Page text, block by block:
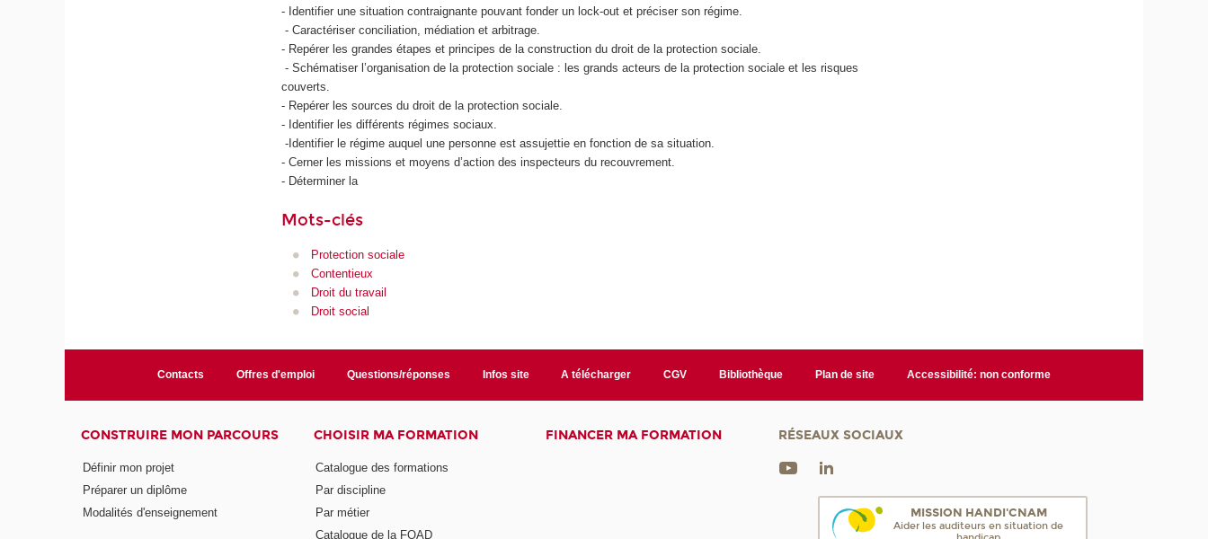
- Identifier une situation contraignante pouvant fonder un lock-out et préciser son régime.
- Caractériser conciliation, médiation et arbitrage.
- Repérer les grandes étapes et principes de la construction du droit de la protection sociale.
- Schématiser l’organisation de la protection sociale : les grands acteurs de la protection sociale et les risques
couverts.
- Repérer les sources du droit de la protection sociale.
- Identifier les différents régimes sociaux.
-Identifier le régime auquel une personne est assujettie en fonction de sa situation.
- Cerner les missions et moyens d’action des inspecteurs du recouvrement.
- Déterminer la
Mots-clés
Protection sociale
Contentieux
Droit du travail
Droit social
Contacts Offres d'emploi Questions/réponses Infos site A télécharger CGV Bibliothèque Plan de site Accessibilité: non conforme
CONSTRUIRE MON PARCOURS
Définir mon projet
Préparer un diplôme
Modalités d'enseignement
CHOISIR MA FORMATION
Catalogue des formations
Par discipline
Par métier
Catalogue de la FOAD
FINANCER MA FORMATION RÉSEAUX SOCIAUX
MISSION HANDI'CNAM
Aider les auditeurs en situation de